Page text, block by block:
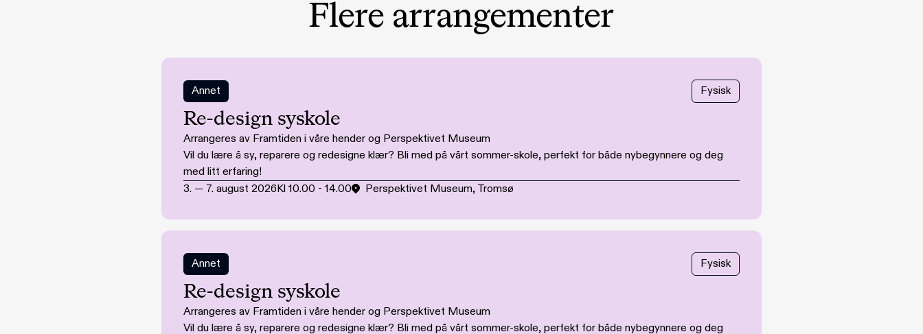
Flere arrangementer
Annet Fysisk
Re-design syskole
Arrangeres av Framtiden i våre hender og Perspektivet Museum
Vil du lære å sy, reparere og redesigne klær? Bli med på vårt sommer-skole, perfekt for både nybegynnere og deg
med litt erfaring!
3.— 7. august 2026Kl10.00 - 14.00 Perspektivet Museum, Tromsø
Annet Fysisk
Re-design syskole
Arrangeres av Framtiden i våre hender og Perspektivet Museum
Vil du lære å sy, reparere og redesigne klær? Bli med på vårt sommer-skole, perfekt for både nybegynnere og deg